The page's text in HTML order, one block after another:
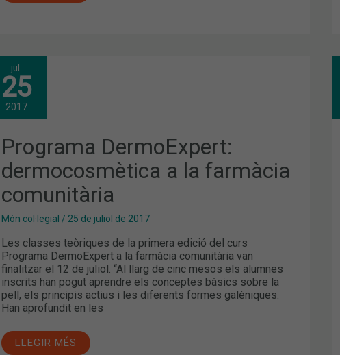
jul.
25
2017
Programa DermoExpert:
dermocosmètica a la farmàcia
comunitària
Món col·legial / 25 de juliol de 2017
Les classes teòriques de la primera edició del curs
Programa DermoExpert a la farmàcia comunitària van
finalitzar el 12 de juliol. “Al llarg de cinc mesos els alumnes
inscrits han pogut aprendre els conceptes bàsics sobre la
pell, els principis actius i les diferents formes galèniques.
Han aprofundit en les
PROGRAMA
DERMOEXPERT:
DERMOCOSMÈTICA
A
LA
LLEGIR MÉS